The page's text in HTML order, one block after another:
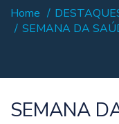
Home
SEMANA DA
SEMANA